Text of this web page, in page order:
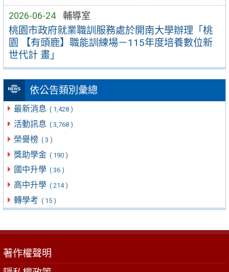
2026-06-24 輔導室
桃園市政府就業職訓服務處於開南大學辦理「桃
園 【有頭鹿】職能訓練場－115年度培養數位新
世代計 畫」
依公告類別彙總
最新消息 ( 1,428 )
活動訊息 ( 3,768 )
榮譽榜 ( 3 )
獎助學金 ( 190 )
國中升學 ( 36 )
高中升學 ( 214 )
轉學考 ( 15 )
著作權聲明